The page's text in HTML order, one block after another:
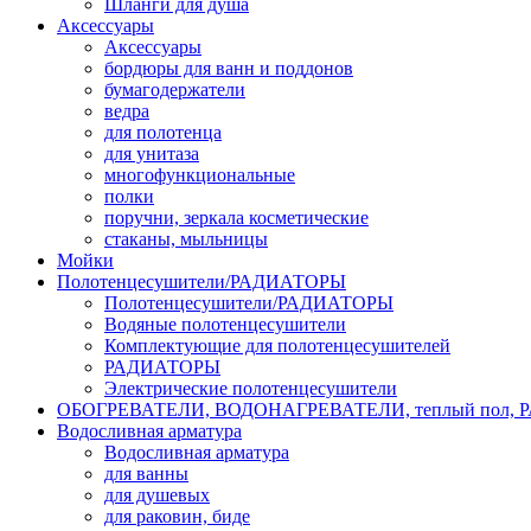
Шланги для душа
Аксессуары
Аксессуары
бордюры для ванн и поддонов
бумагодержатели
ведра
для полотенца
для унитаза
многофункциональные
полки
поручни, зеркала косметические
стаканы, мыльницы
Мойки
Полотенцесушители/РАДИАТОРЫ
Полотенцесушители/РАДИАТОРЫ
Водяные полотенцесушители
Комплектующие для полотенцесушителей
РАДИАТОРЫ
Электрические полотенцесушители
ОБОГРЕВАТЕЛИ, ВОДОНАГРЕВАТЕЛИ, теплый пол,
Водосливная арматура
Водосливная арматура
для ванны
для душевых
для раковин, биде